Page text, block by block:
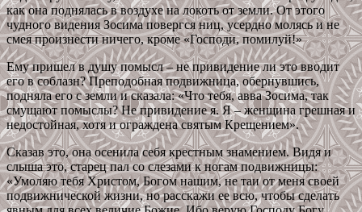
как она поднялась в воздухе на локоть от земли. От этого
чудного видения Зосима повергся ниц, усердно молясь и не
смея произнести ничего, кроме «Господи, помилуй!»
Ему пришел в душу помысл – не привидение ли это вводит
его в соблазн? Преподобная подвижница, обернувшись,
подняла его с земли и сказала: «Что тебя, авва Зосима, так
смущают помыслы? Не привидение я. Я – женщина грешная и
недостойная, хотя и ограждена святым Крещением».
Сказав это, она осенила себя крестным знамением. Видя и
слыша это, старец пал со слезами к ногам подвижницы:
«Умоляю тебя Христом, Богом нашим, не таи от меня своей
подвижнической жизни, но расскажи ее всю, чтобы сделать